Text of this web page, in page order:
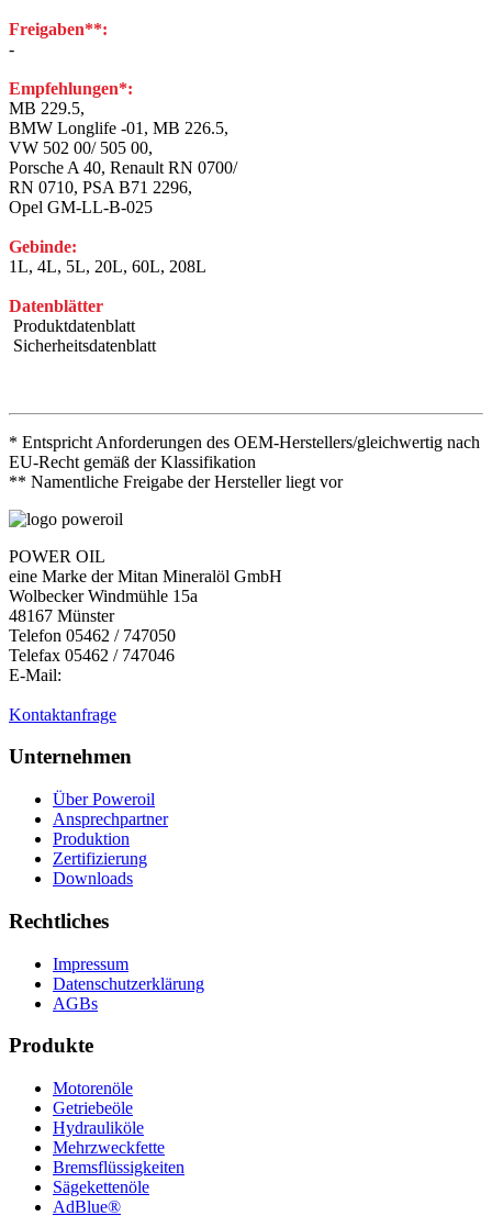
Freigaben**:
-
Empfehlungen*:
MB 229.5,
BMW Longlife -01, MB 226.5,
VW 502 00/ 505 00,
Porsche A 40, Renault RN 0700/
RN 0710, PSA B71 2296,
Opel GM-LL-B-025
Gebinde:
1L, 4L, 5L, 20L, 60L, 208L
Datenblätter
Produktdatenblatt
Sicherheitsdatenblatt
* Entspricht Anforderungen des OEM-Herstellers/gleichwertig nach
EU-Recht gemäß der Klassifikation
** Namentliche Freigabe der Hersteller liegt vor
POWER OIL
eine Marke der Mitan Mineralöl GmbH
Wolbecker Windmühle 15a
48167 Münster
Telefon 05462 / 747050
Telefax 05462 / 747046
E-Mail:
Kontaktanfrage
Unternehmen
Über Poweroil
Ansprechpartner
Produktion
Zertifizierung
Downloads
Rechtliches
Impressum
Datenschutzerklärung
AGBs
Produkte
Motorenöle
Getriebeöle
Hydrauliköle
Mehrzweckfette
Bremsflüssigkeiten
Sägekettenöle
AdBlue®